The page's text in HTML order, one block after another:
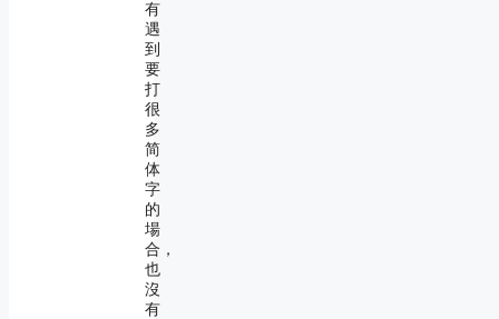
有
遇
到
要
打
很
多
简
体
字
的
場
合，
也
沒
有